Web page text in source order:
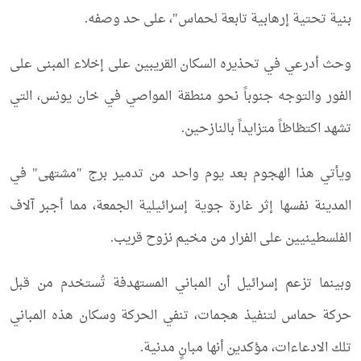
بنية تحتية إرهابية تابعة لحماس"، على حد وصفه.
وحث أدرعي في تحذيره السكان القريبين على إخلاء المبنى على
الفور والتوجه جنوباً نحو منطقة المواصي في خان يونس، التي
تشهد اكتظاظاً متزايداً بالنازحين.
ويأتي هذا الهجوم بعد يوم واحد من تدمير برج "مشتهى" في
المدينة نفسها إثر غارة جوية إسرائيلية الجمعة، مما أجبر آلاف
الفلسطينيين على الفرار من مخيم نزوح قريب.
وبينما تزعم إسرائيل أن المباني المستهدفة تُستخدم من قبل
حركة حماس لتنفيذ هجمات، تنفي الحركة وسكان هذه المباني
تلك الادعاءات، مؤكدين أنها مبانٍ مدنية.